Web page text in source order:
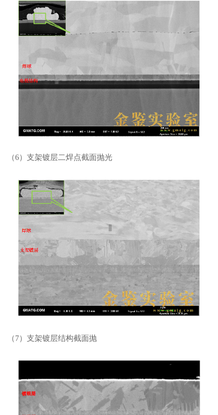
（6）支架镀层二焊点截面抛光
（7）支架镀层结构截面抛